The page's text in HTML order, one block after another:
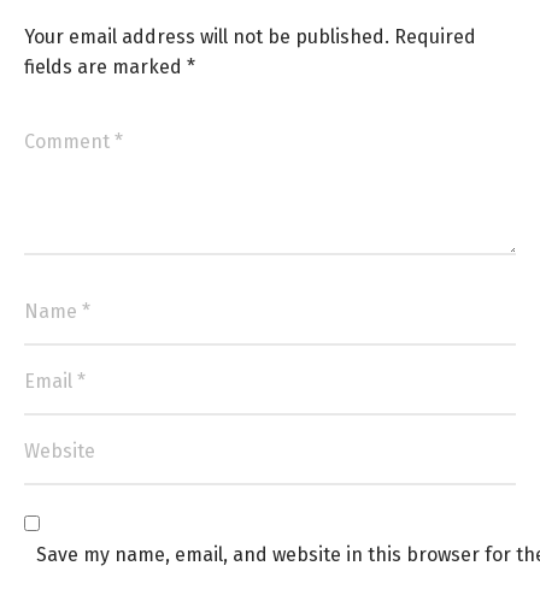
Your email address will not be published. Required
fields are marked *
Save my name, email, and website in this browser for